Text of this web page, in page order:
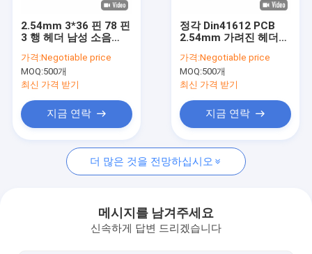
저희와 연락
뉴스
카드 커넥터
2.54mm 3*36 핀 78 핀
3 행 헤더 남성 소음
가격:Negotiable price
MOQ:500개
최신 가격 받기
지금 연락
정각 Din41612 PCB
2.54mm 가려진 헤더
가격:Negotiable price
MOQ:500개
최신 가격 받기
지금 연락
더 많은 것을 전망하십시오
메시지를 남겨주세요
신속하게 답변 드리겠습니다